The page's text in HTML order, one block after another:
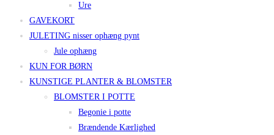
Ure
GAVEKORT
JULETING nisser ophæng pynt
Jule ophæng
KUN FOR BØRN
KUNSTIGE PLANTER & BLOMSTER
BLOMSTER I POTTE
Begonie i potte
Brændende Kærlighed